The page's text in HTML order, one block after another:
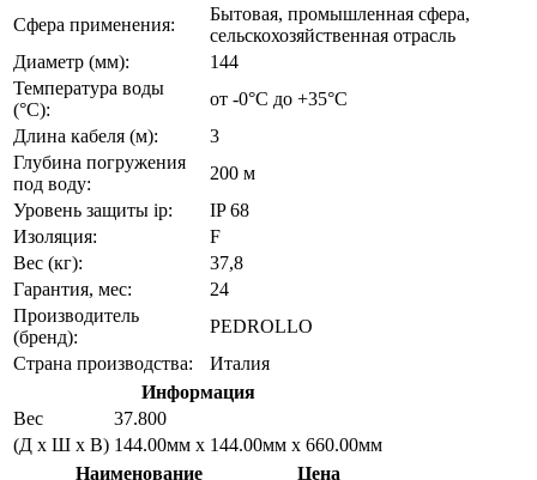
Сфера применения:
Бытовая, промышленная сфера,
сельскохозяйственная отрасль
Диаметр (мм):
144
Температура воды
(°C):
от -0°C до +35°С
Длина кабеля (м):
3
Глубина погружения
под воду:
200 м
Уровень защиты ip:
IP 68
Изоляция:
F
Вес (кг):
37,8
Гарантия, мес:
24
Производитель
(бренд):
PEDROLLO
Страна производства:
Италия
Информация
Вес
37.800
(Д х Ш х В) 144.00мм x 144.00мм x 660.00мм
Наименование
Цена